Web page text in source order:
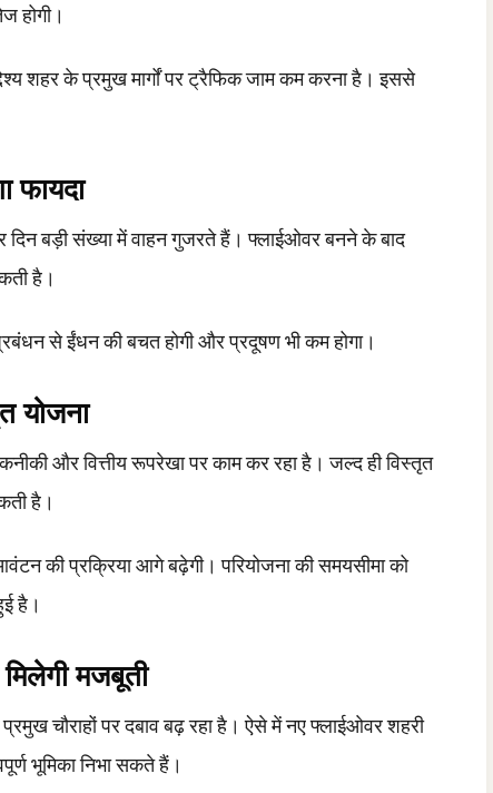
होगी।
शहर के प्रमुख मार्गों पर ट्रैफिक जाम कम करना है। इससे
फायदा
दिन बड़ी संख्या में वाहन गुजरते हैं। फ्लाईओवर बनने के बाद
है।
से ईंधन की बचत होगी और प्रदूषण भी कम होगा।
योजना
और वित्तीय रूपरेखा पर काम कर रहा है। जल्द ही विस्तृत
है।
की प्रक्रिया आगे बढ़ेगी। परियोजना की समयसीमा को
है।
मजबूती
चौराहों पर दबाव बढ़ रहा है। ऐसे में नए फ्लाईओवर शहरी
भूमिका निभा सकते हैं।